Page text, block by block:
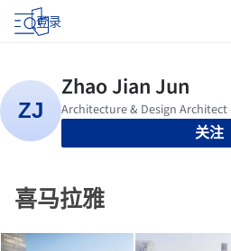
登录
关注
喜马拉雅